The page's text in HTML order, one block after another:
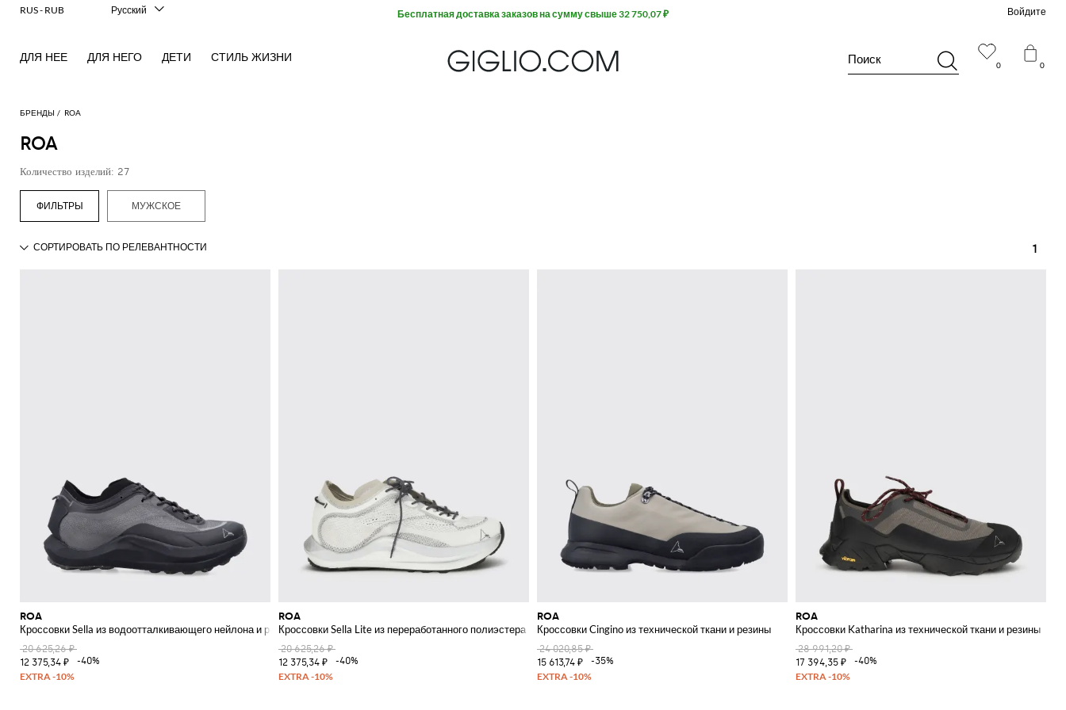
БРЕНДЫ ROA
ROA
Количество изделий: 27
МУЖСКОЕ
1
ROA
Кроссовки Sella из водоотталкивающего нейлона и резины
20 625,26 ₽
12 375,34 ₽
-40%
ROA
Кроссовки Sella Lite из переработанного полиэстера
20 625,26 ₽
12 375,34 ₽
-40%
ROA
Кроссовки Cingino из технической ткани и резины
24 020,85 ₽
15 613,74 ₽
-35%
ROA
Кроссовки Katharina из технической ткани и резины
28 991,20 ₽
17 394,35 ₽
-40%
0 0
Поиск
Войдите
ДЛЯ НЕЕ ДЛЯ НЕГО ДЕТИ СТИЛЬ ЖИЗНИ
Extra 10% off SALE
RUS - RUB
Русский
Français